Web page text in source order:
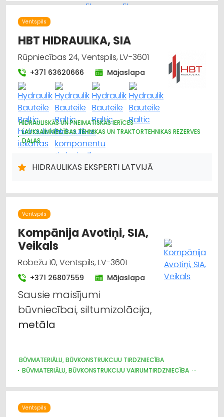
AUDUMU UN AIZKARU TIRDZNIECĪBA
SADZĪVES TEHNIKAS TIRDZNIECĪBA
Ventspils
HBT HIDRAULIKA, SIA
Rūpniecības 24, Ventspils, LV-3601
+371 63620666 Mājaslapa
HIDRAULISKĀS UN PNEIMATISKĀS IERĪCES
LAUKSAIMNIECĪBAS TEHNIKAS UN TRAKTORTEHNIKAS REZERVES
DAĻAS
RŪPNIECISKĀS IEKĀRTAS, AUTOMATIZĀCIJA
METĀLAPSTRĀDE
MAŠĪNBŪVE
ELEKTRONISKĀS IERĪCES, KOMPONENTES
HIDRAULIKAS EKSPERTI LATVIJĀ
Ventspils
Kompānija Avotiņi, SIA,
Veikals
Robežu 10, Ventspils, LV-3601
+371 26807559 Mājaslapa
Sausie maisījumi
būvniecībai, siltumizolācija,
metāla
BŪVMATERIĀLU, BŪVKONSTRUKCIJU TIRDZNIECĪBA
BŪVMATERIĀLU, BŪVKONSTRUKCIJU VAIRUMTIRDZNIECĪBA
JUMTU SEGUMI
METĀLIZSTRĀDĀJUMI
DURVIS, LOGI
METĀLA TIRDZNIECĪBA
INTERNETVEIKALI, E-KOMERCIJA
Ventspils